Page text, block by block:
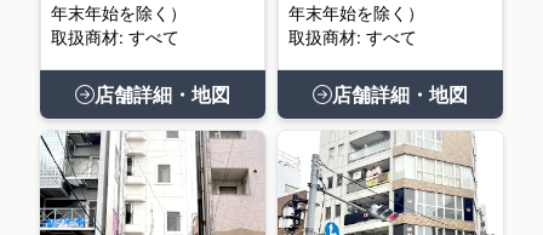
年末年始を除く）
取扱商材: すべて
店舗詳細・地図
年末年始を除く）
取扱商材: すべて
店舗詳細・地図